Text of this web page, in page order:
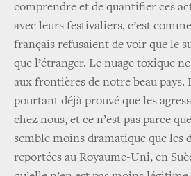
comprendre et de quantifier ces
avec leurs festivaliers, c’est
français refusaient de voir que le
que l’étranger. Le nuage toxique
aux frontières de notre beau pays.
pourtant déjà prouvé que les
chez nous, et ce n’est pas parce
semble moins dramatique que les
reportées au Royaume-Uni, en